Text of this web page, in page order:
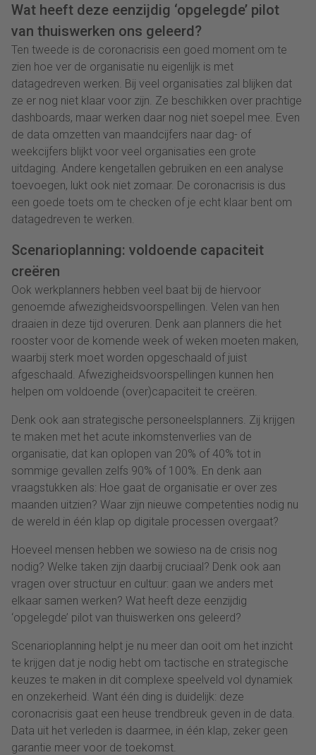
Wat heeft deze eenzijdig ‘opgelegde’ pilot
van thuiswerken ons geleerd?
Ten tweede is de coronacrisis een goed moment om te
zien hoe ver de organisatie nu eigenlijk is met
datagedreven werken. Bij veel organisaties zal blijken dat
ze er nog niet klaar voor zijn. Ze beschikken over prachtige
dashboards, maar werken daar nog niet soepel mee. Even
de data omzetten van maandcijfers naar dag- of
weekcijfers blijkt voor veel organisaties een grote
uitdaging. Andere kengetallen gebruiken en een analyse
toevoegen, lukt ook niet zomaar. De coronacrisis is dus
een goede toets om te checken of je echt klaar bent om
datagedreven te werken.
Scenarioplanning: voldoende capaciteit
creëren
Ook werkplanners hebben veel baat bij de hiervoor
genoemde afwezigheidsvoorspellingen. Velen van hen
draaien in deze tijd overuren. Denk aan planners die het
rooster voor de komende week of weken moeten maken,
waarbij sterk moet worden opgeschaald of juist
afgeschaald. Afwezigheidsvoorspellingen kunnen hen
helpen om voldoende (over)capaciteit te creëren.
Denk ook aan strategische personeelsplanners. Zij krijgen
te maken met het acute inkomstenverlies van de
organisatie, dat kan oplopen van 20% of 40% tot in
sommige gevallen zelfs 90% of 100%. En denk aan
vraagstukken als: Hoe gaat de organisatie er over zes
maanden uitzien? Waar zijn nieuwe competenties nodig nu
de wereld in één klap op digitale processen overgaat?
Hoeveel mensen hebben we sowieso na de crisis nog
nodig? Welke taken zijn daarbij cruciaal? Denk ook aan
vragen over structuur en cultuur: gaan we anders met
elkaar samen werken? Wat heeft deze eenzijdig
‘opgelegde’ pilot van thuiswerken ons geleerd?
Scenarioplanning helpt je nu meer dan ooit om het inzicht
te krijgen dat je nodig hebt om tactische en strategische
keuzes te maken in dit complexe speelveld vol dynamiek
en onzekerheid. Want één ding is duidelijk: deze
coronacrisis gaat een heuse trendbreuk geven in de data.
Data uit het verleden is daarmee, in één klap, zeker geen
garantie meer voor de toekomst.